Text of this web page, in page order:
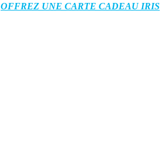
OFFREZ UNE CARTE CADEAU IRIS